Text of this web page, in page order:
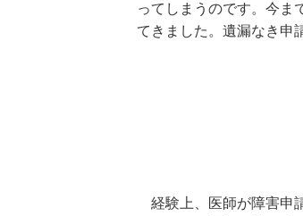
ってしまうのです。今ま
てきました。遺漏なき申
経験上、医師が障害申